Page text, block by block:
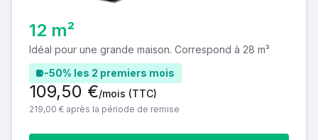
12 m²
Idéal pour une grande maison. Correspond à 28 m³
-50% les 2 premiers mois
109,50 €/mois (TTC)
219,00 € après la période de remise